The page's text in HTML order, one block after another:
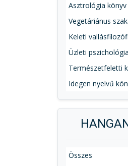
Asztrológia könyv
Vegetáriánus
Keleti
Üzleti
Természetfeletti
Idegen nyelvű
Összes